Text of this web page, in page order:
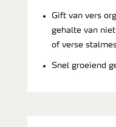
Gift van vers
gehalte van
of verse
Snel groeiend